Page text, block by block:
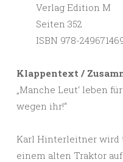
Verlag Edition M
Seiten 352
ISBN 978-
Klappentext /
„Manche Leut‘ leben
wegen ihr!“
Karl Hinterleitner wird
einem alten Traktor